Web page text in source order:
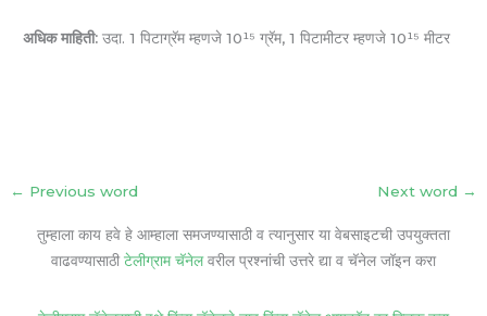
अधिक माहिती: उदा. 1 पिटाग्रॅम म्हणजे 10¹⁵ ग्रॅम, 1 पिटामीटर म्हणजे 10¹⁵ मीटर
← Previous word Next word →
तुम्हाला काय हवे हे आम्हाला समजण्यासाठी व त्यानुसार या वेबसाइटची उपयुक्तता
वाढवण्यासाठी टेलीग्राम चॅनेलवरील प्रश्नांची उत्तरे द्या व चॅनेल जॉइन करा